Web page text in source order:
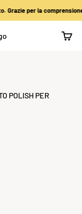
per la comprensione!
POLISH PER